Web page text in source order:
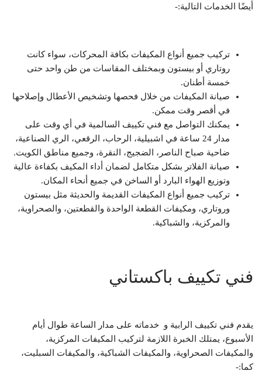
أيضًا الخدمات التالية:-
تركيب جميع أنواع المكيفات بكافة المحركات، سواء كانت
روتاري أو بيستون وبمختلف المقاسات من طن واحد حتى
خمسة أطنان.
صيانة المكيفات من خلال فحصها وتشخيص الأعطال وإصلاحها
في أقصر وقت ممكن.
يمكنك التواصل مع فني تكييف السالمية في أي وقت على
مدار 24 ساعة في اشبيلية، الرحاب، الرقعي، الري الصناعية،
ضاحية صباح الناصر، الضجيج، النقرة، وجميع مناطق الكويت.
صيانة الفلاتر بشكل متكامل لضمان أداء المكيف بكفاءة عالية
وتوزيع الهواء البارد أو الساخن في جميع أنحاء المكان.
تركيب جميع أنواع المكيفات القديمة والحديثة مثل بيستون
وروتاري، ومكيفات القطعة الواحدة والقطعتين، والصحراوية،
والمركزية، والشباكية.
فني تكييف باكستاني
يقدم فني تكييف الرابية و خدماته على مدار الساعة طوال أيام
الأسبوع، يمتلك الخبرة اللازمة لتركيب المكيفات المركزية،
والمكيفات الصحراوية، والمكيفات الشباكية، والمكيفات السبليت،
كما:-